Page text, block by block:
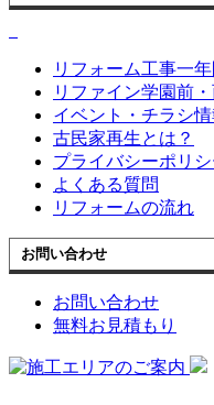
リフォーム工事一
リファイン学園前
イベント・チラシ情
古民家再生とは？
プライバシーポリシ
よくある質問
リフォームの流れ
お問い合わせ
お問い合わせ
無料お見積もり